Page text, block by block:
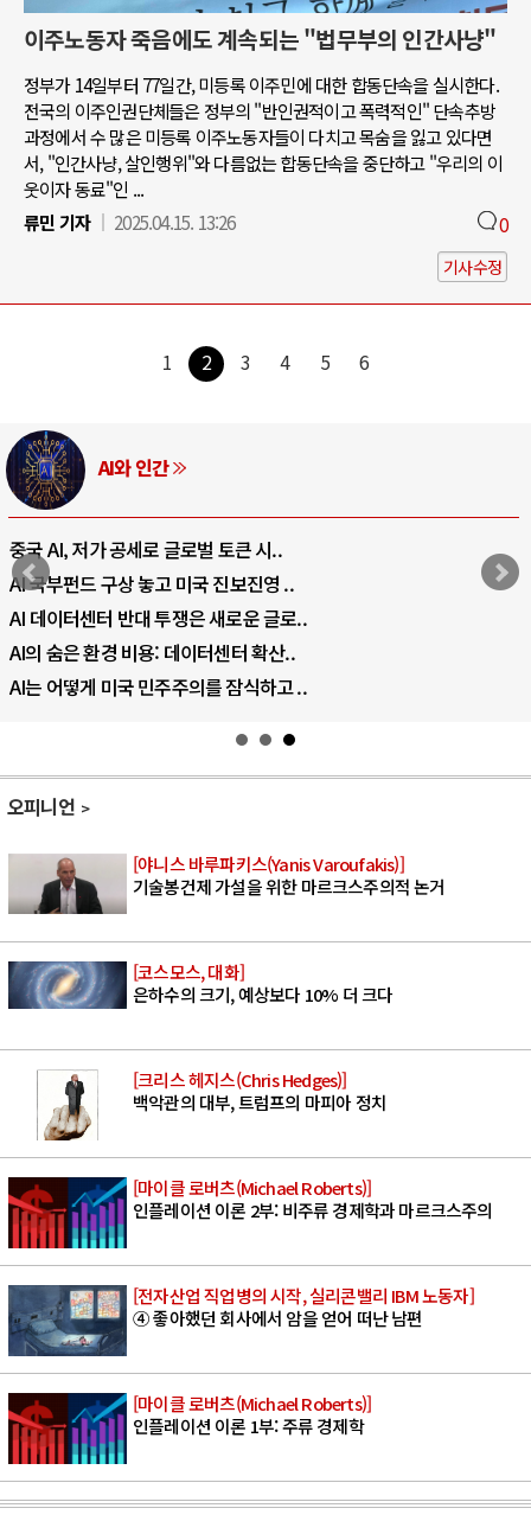
이주노동자 죽음에도 계속되는 "법무부의 인간사냥"
정부가 14일부터 77일간, 미등록 이주민에 대한 합동단속을 실시한다.
전국의 이주인권단체들은 정부의 "반인권적이고 폭력적인" 단속추방
과정에서 수 많은 미등록 이주노동자들이 다치고 목숨을 잃고 있다면
서, "인간사냥, 살인행위"와 다름없는 합동단속을 중단하고 "우리의 이
웃이자 동료"인 ...
류민 기자
2025.04.15. 13:26 0
기사수정
1 2 3 4 5 6
AI와 인간
중국 AI, 저가 공세로 글로벌 토큰 시..
AI 국부펀드 구상 놓고 미국 진보진영 ..
AI 데이터센터 반대 투쟁은 새로운 글로..
AI의 숨은 환경 비용: 데이터센터 확산..
AI는 어떻게 미국 민주주의를 잠식하고 ..
오피니언
[야니스 바루파키스(Yanis Varoufakis)]
기술봉건제 가설을 위한 마르크스주의적 논거
[코스모스, 대화]
은하수의 크기, 예상보다 10% 더 크다
[크리스 헤지스(Chris Hedges)]
백악관의 대부, 트럼프의 마피아 정치
[마이클 로버츠(Michael Roberts)]
인플레이션 이론 2부: 비주류 경제학과 마르크스주의
[전자산업 직업병의 시작, 실리콘밸리 IBM 노동자]
④ 좋아했던 회사에서 암을 얻어 떠난 남편
[마이클 로버츠(Michael Roberts)]
인플레이션 이론 1부: 주류 경제학